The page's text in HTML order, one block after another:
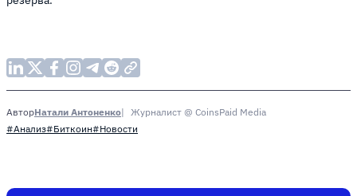
АвторНатали Антоненко
Журналист @ CoinsPaid Media
#Анализ#Биткоин#Новости